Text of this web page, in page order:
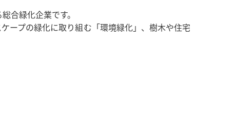
合緑化企業です。
ープの緑化に取り組む「環境緑化」、樹木や住宅